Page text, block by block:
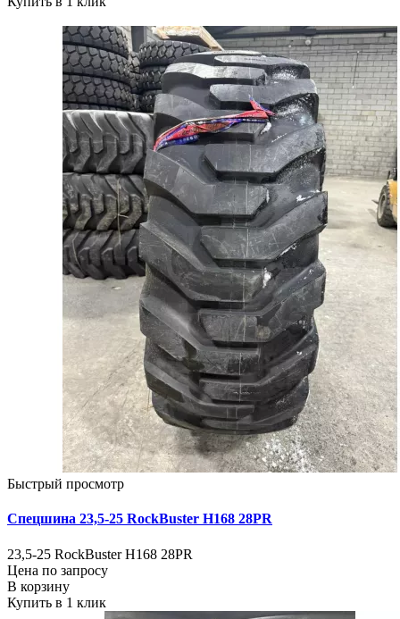
Быстрый просмотр
Спецшина 23,5-25 RockBuster H168 28PR
23,5-25 RockBuster H168 28PR
Цена по запросу
В корзину
Купить в 1 клик